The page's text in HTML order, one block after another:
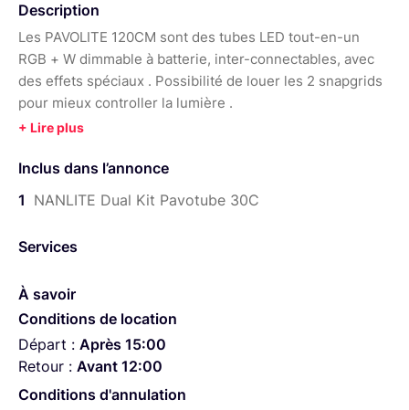
Description
Les PAVOLITE 120CM sont des tubes LED tout-en-un
RGB + W dimmable à batterie, inter-connectables, avec
des effets spéciaux . Possibilité de louer les 2 snapgrids
pour mieux controller la lumière .
tube LED de 120cm tout-en-un RGB + W
Batterie Li-Ion rechargeable intégrée
2,2 heures d’autonomie à pleine puissance
Peut connecter plusieurs tubes ensemble
Effets spéciaux préprogrammés
Inclus dans l’annonce
1 NANLITE Dual Kit Pavotube 30C
Services
À savoir
Conditions de location
Départ : Après 15:00
Retour : Avant 12:00
Conditions d'annulation